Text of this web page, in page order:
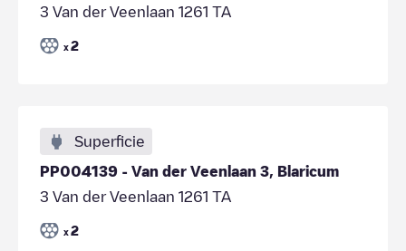
3 Van der Veenlaan 1261 TA
x 2
Superficie
PP004139 - Van der Veenlaan 3, Blaricum
3 Van der Veenlaan 1261 TA
x 2